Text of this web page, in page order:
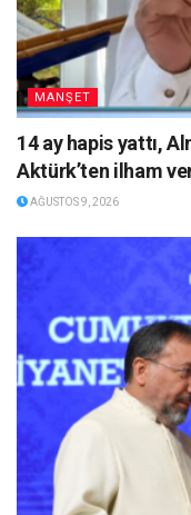
MANŞET
14 ay hapis yattı,
Aktürk’ten ilham
AĞUSTOS 9, 2026